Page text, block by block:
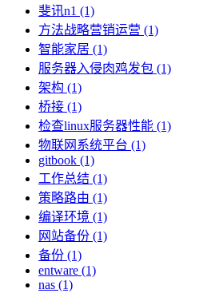
斐讯n1 (1)
方法战略营销运营 (1)
智能家居 (1)
服务器入侵肉鸡发包 (1)
架构 (1)
桥接 (1)
检查linux服务器性能 (1)
物联网系统平台 (1)
gitbook (1)
工作总结 (1)
策略路由 (1)
编译环境 (1)
网站备份 (1)
备份 (1)
entware (1)
nas (1)